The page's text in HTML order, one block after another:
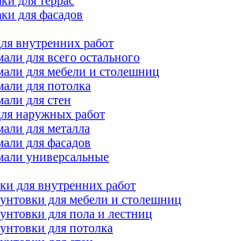
для фасадов
внутренних работ
для всего остального
для мебели и столешниц
для потолка
для стен
наружных работ
для металла
для фасадов
универсальные
для внутренних работ
для мебели и столешниц
для пола и лестниц
для потолка